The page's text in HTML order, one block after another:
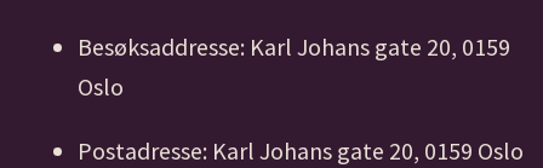
Besøksaddresse: Karl Johans gate 20, 0159
Oslo
Postadresse: Karl Johans gate 20, 0159 Oslo